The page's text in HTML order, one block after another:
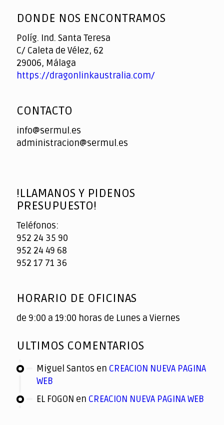
DONDE NOS ENCONTRAMOS
Políg. Ind. Santa Teresa
C/ Caleta de Vélez, 62
29006, Málaga
https://dragonlinkaustralia.com/
CONTACTO
info@sermul.es
administracion@sermul.es
!LLAMANOS Y PIDENOS
PRESUPUESTO!
Teléfonos:
952 24 35 90
952 24 49 68
952 17 71 36
HORARIO DE OFICINAS
de 9:00 a 19:00 horas de Lunes a Viernes
ULTIMOS COMENTARIOS
Miguel Santos en CREACION NUEVA PAGINA
WEB
EL FOGON en CREACION NUEVA PAGINA WEB